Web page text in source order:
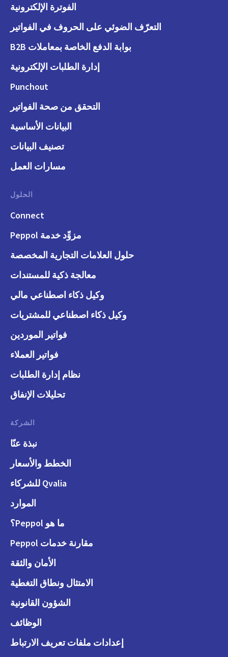
الفوترة الإلكترونية
التعرّف الضوئي على الحروف في الفواتير
بوابة الدفع الخاصة بمعاملات B2B
إدارة الطلبات الإلكترونية
Punchout
التحقق من صحة الفواتير
البيانات الأساسية
تصنيف البيانات
مسارات العمل
الحلول
Connect
مزوِّد خدمة Peppol
حلول العلامات التجارية المخصصة
معالجة ذكية للمستندات
وكيل ذكاء اصطناعي مالي
وكيل ذكاء اصطناعي للمشتريات
فواتير الموردين
فواتير العملاء
نظام إدارة الطلبات
تحليلات الإنفاق
الشركة
نبذة عنّا
الخطط والأسعار
Qvalia للشركاء
الموارد
ما هو Peppol؟
مقارنة خدمات Peppol
الأمان والثقة
الامتثال ونطاق التغطية
الشؤون القانونية
الوظائف
إعدادات ملفات تعريف الارتباط